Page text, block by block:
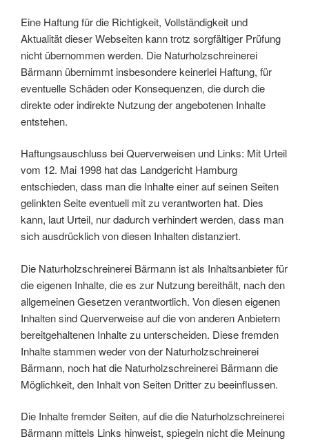
Eine Haftung für die Richtigkeit, Vollständigkeit und
Aktualität dieser Webseiten kann trotz sorgfältiger Prüfung
nicht übernommen werden. Die Naturholzschreinerei
Bärmann übernimmt insbesondere keinerlei Haftung, für
eventuelle Schäden oder Konsequenzen, die durch die
direkte oder indirekte Nutzung der angebotenen Inhalte
entstehen.
Haftungsauschluss bei Querverweisen und Links: Mit Urteil
vom 12. Mai 1998 hat das Landgericht Hamburg
entschieden, dass man die Inhalte einer auf seinen Seiten
gelinkten Seite eventuell mit zu verantworten hat. Dies
kann, laut Urteil, nur dadurch verhindert werden, dass man
sich ausdrücklich von diesen Inhalten distanziert.
Die Naturholzschreinerei Bärmann ist als Inhaltsanbieter für
die eigenen Inhalte, die es zur Nutzung bereithält, nach den
allgemeinen Gesetzen verantwortlich. Von diesen eigenen
Inhalten sind Querverweise auf die von anderen Anbietern
bereitgehaltenen Inhalte zu unterscheiden. Diese fremden
Inhalte stammen weder von der Naturholzschreinerei
Bärmann, noch hat die Naturholzschreinerei Bärmann die
Möglichkeit, den Inhalt von Seiten Dritter zu beeinflussen.
Die Inhalte fremder Seiten, auf die die Naturholzschreinerei
Bärmann mittels Links hinweist, spiegeln nicht die Meinung